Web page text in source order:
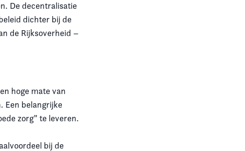
De decentralisatie
dichter bij de
de Rijksoverheid –
hoge mate van
Een belangrijke
zorg” te leveren.
bij de